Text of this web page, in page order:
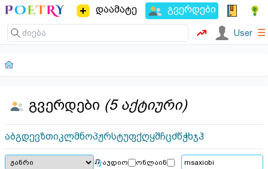
დაამატე გვერდები
User ☰
გვერდები (5 აქტიური)
აბგდევზთიკლმნოპჟრსტუფქღყშჩცძწჭხჯჰ
აუდიო ონლაინ